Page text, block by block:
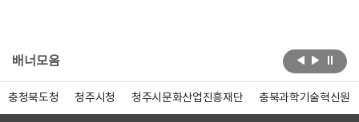
배너모음
충청북도청 청주시청 청주시문화산업진흥재단 충북과학기술혁신원